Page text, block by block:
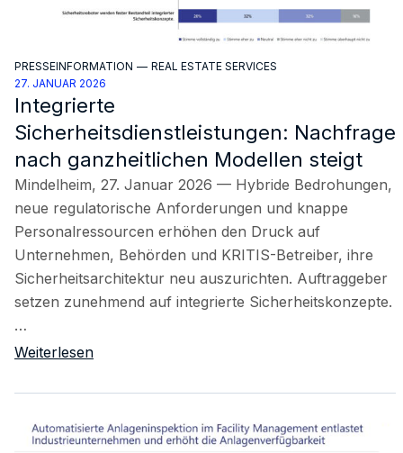
PRESSEINFORMATION — REAL ESTATE SERVICES
27. JANUAR 2026
Integrierte
Sicherheitsdienstleistungen: Nachfrage
nach ganzheitlichen Modellen steigt
Mindelheim, 27. Januar 2026 — Hybride Bedrohungen,
neue regulatorische Anforderungen und knappe
Personalressourcen erhöhen den Druck auf
Unternehmen, Behörden und KRITIS-Betreiber, ihre
Sicherheitsarchitektur neu auszurichten. Auftraggeber
setzen zunehmend auf integrierte Sicherheitskonzepte.
…
Weiterlesen